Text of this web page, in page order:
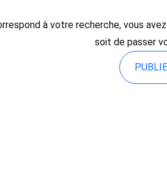
à votre recherche, vous
soit de passer